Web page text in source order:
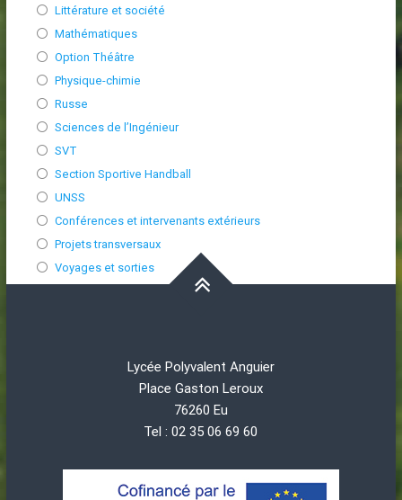
Littérature et société
Mathématiques
Option Théâtre
Physique-chimie
Russe
Sciences de l’Ingénieur
SVT
Section Sportive Handball
UNSS
Conférences et intervenants extérieurs
Projets transversaux
Voyages et sorties
Lycée Polyvalent Anguier
Place Gaston Leroux
76260 Eu
Tel : 02 35 06 69 60